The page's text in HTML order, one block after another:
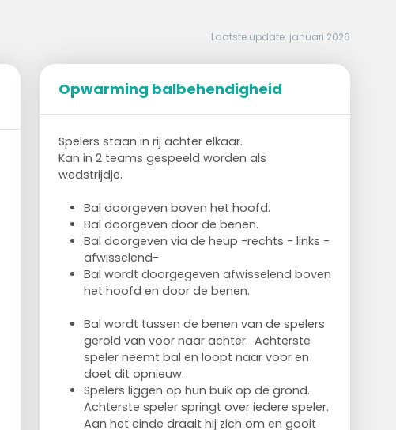
Laatste update: januari 2026
Opwarming balbehendigheid
Spelers staan in rij achter elkaar.
Kan in 2 teams gespeeld worden als
wedstrijdje.
Bal doorgeven boven het hoofd.
Bal doorgeven door de benen.
Bal doorgeven via de heup -rechts - links -
afwisselend-
Bal wordt doorgegeven afwisselend boven
het hoofd en door de benen.
Bal wordt tussen de benen van de spelers
gerold van voor naar achter. Achterste
speler neemt bal en loopt naar voor en
doet dit opnieuw.
Spelers liggen op hun buik op de grond.
Achterste speler springt over iedere speler.
Aan het einde draait hij zich om en gooit